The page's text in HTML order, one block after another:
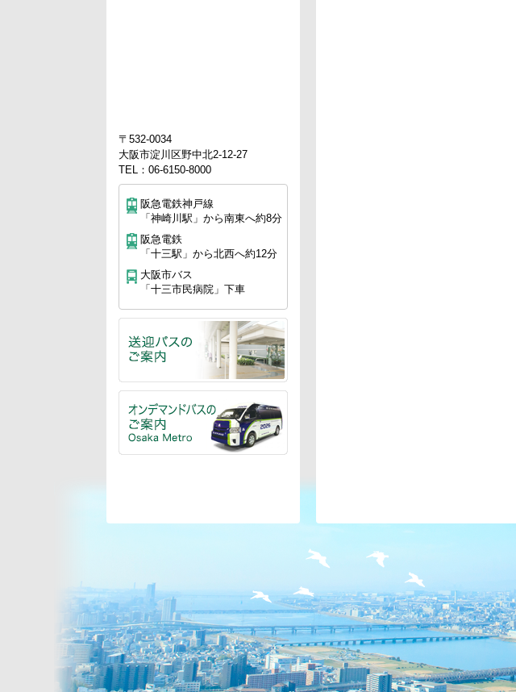
〒532-0034
大阪市淀川区野中北2-12-27
TEL：06-6150-8000
阪急電鉄神戸線
「神崎川駅」から南東へ約8分
阪急電鉄
「十三駅」から北西へ約12分
大阪市バス
「十三市民病院」下車